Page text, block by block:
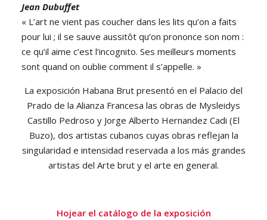
Jean Dubuffet
« L’art ne vient pas coucher dans les lits qu’on a faits
pour lui ; il se sauve aussitôt qu’on prononce son nom :
ce qu’il aime c’est l’incognito. Ses meilleurs moments
sont quand on oublie comment il s’appelle. »
La exposición Habana Brut presentó en el Palacio del
Prado de la Alianza Francesa las obras de Mysleidys
Castillo Pedroso y Jorge Alberto Hernandez Cadi (El
Buzo), dos artistas cubanos cuyas obras reflejan la
singularidad e intensidad reservada a los más grandes
artistas del Arte brut y el arte en general.
Hojear el catálogo de la exposición